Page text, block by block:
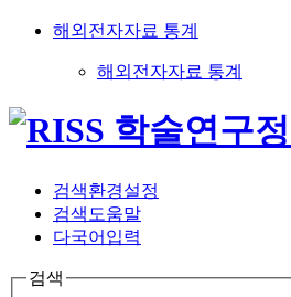
해외전자자료 통계
해외전자자료 통계
검색환경설정
검색도움말
다국어입력
검색